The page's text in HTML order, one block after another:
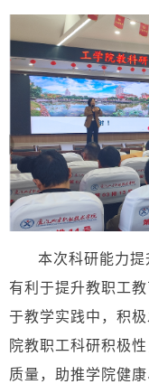
本次科研能力提
有利于提升教职工
于教学实践中，积
院教职工科研积极
质量，助推学院健